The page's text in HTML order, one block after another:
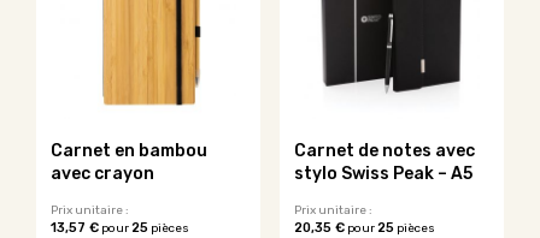
Carnet en bambou
avec crayon
Prix unitaire :
13,57 € pour25 pièces
Carnet de notes avec
stylo Swiss Peak – A5
Prix unitaire :
20,35 €pour25pièces